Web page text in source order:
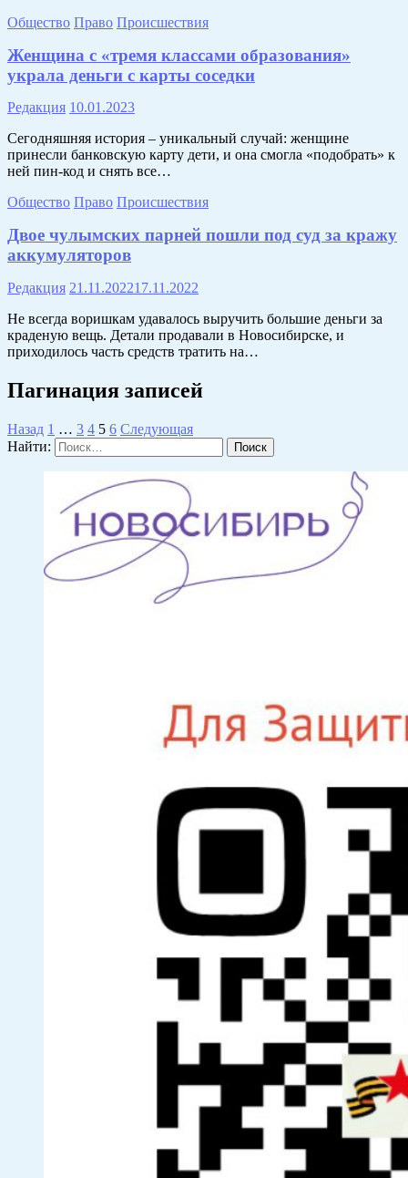
Общество Право Происшествия
Женщина с «тремя классами образования»
украла деньги с карты соседки
Редакция 10.01.2023
Сегодняшняя история – уникальный случай: женщине
принесли банковскую карту дети, и она смогла «подобрать» к
ней пин-код и снять все…
Общество Право Происшествия
Двое чулымских парней пошли под суд за кражу
аккумуляторов
Редакция 21.11.202217.11.2022
Не всегда воришкам удавалось выручить большие деньги за
краденую вещь. Детали продавали в Новосибирске, и
приходилось часть средств тратить на…
Пагинация записей
Назад 1 … 3 4 5 6 Следующая
Найти: